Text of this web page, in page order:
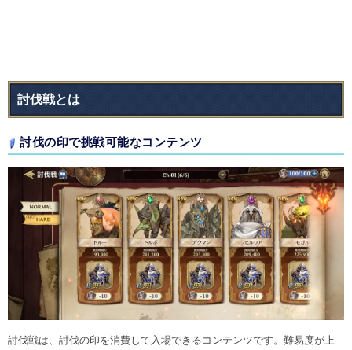
討伐戦とは
討伐の印で挑戦可能なコンテンツ
討伐戦は、討伐の印を消費して入場できるコンテンツです。難易度が上